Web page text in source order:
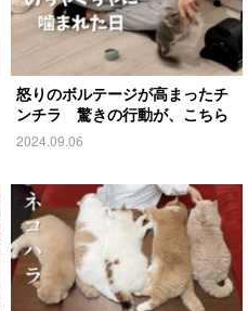
怒りのボルテージが高まったチ
ンチラ 驚きの行動が、こちら
2024.09.06